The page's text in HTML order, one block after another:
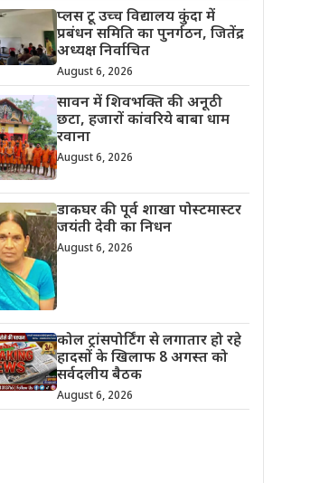
प्लस टू उच्च विद्यालय कुंदा में
प्रबंधन समिति का पुनर्गठन, जितेंद्र
अध्यक्ष निर्वाचित
August 6, 2026
सावन में शिवभक्ति की अनूठी
छटा, हजारों कांवरिये बाबा धाम
रवाना
August 6, 2026
डाकघर की पूर्व शाखा पोस्टमास्टर
जयंती देवी का निधन
August 6, 2026
कोल ट्रांसपोर्टिंग से लगातार हो रहे
हादसों के खिलाफ 8 अगस्त को
सर्वदलीय बैठक
August 6, 2026